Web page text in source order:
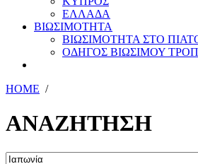
ΕΛΛΑΔΑ
ΒΙΩΣΙΜΟΤΗΤΑ
ΒΙΩΣΙΜΟΤΗΤΑ ΣΤΟ
ΟΔΗΓΟΣ ΒΙΩΣΙΜΟΥ
HOME /
ΑΝΑΖΗΤΗΣΗ